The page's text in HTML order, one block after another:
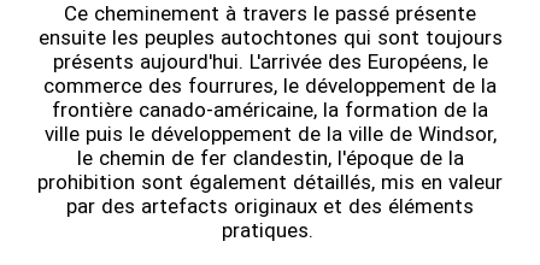
Ce cheminement à travers le passé présente
ensuite les peuples autochtones qui sont toujours
présents aujourd'hui. L'arrivée des Européens, le
commerce des fourrures, le développement de la
frontière canado-américaine, la formation de la
ville puis le développement de la ville de Windsor,
le chemin de fer clandestin, l'époque de la
prohibition sont également détaillés, mis en valeur
par des artefacts originaux et des éléments
pratiques.